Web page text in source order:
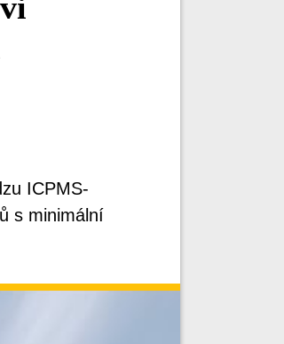
ICPMS-
s minimální